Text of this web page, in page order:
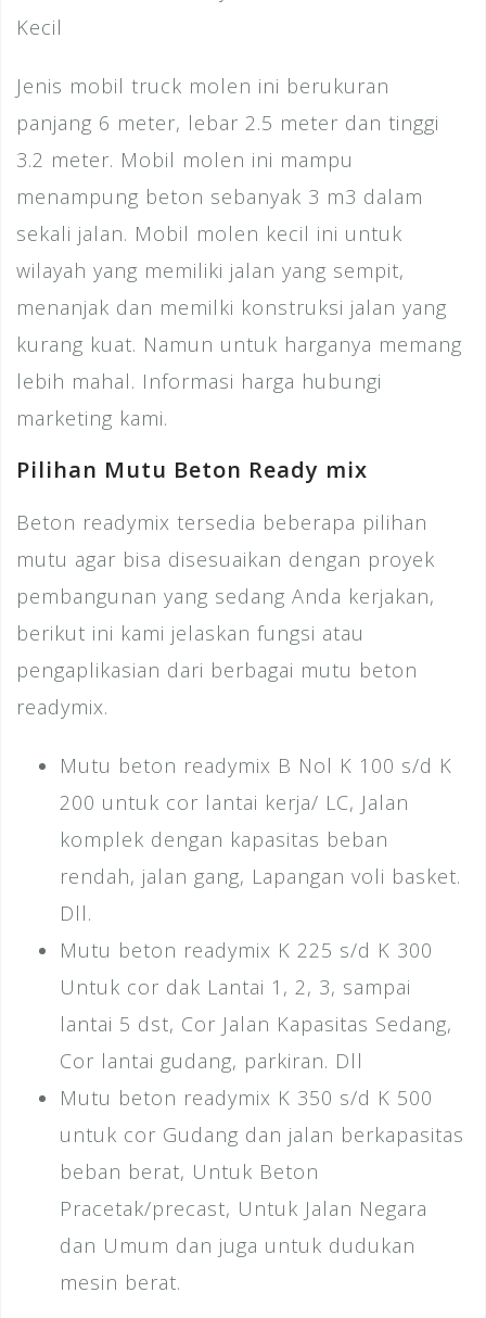
Kecil
Jenis mobil truck molen ini berukuran
panjang 6 meter, lebar 2.5 meter dan tinggi
3.2 meter. Mobil molen ini mampu
menampung beton sebanyak 3 m3 dalam
sekali jalan. Mobil molen kecil ini untuk
wilayah yang memiliki jalan yang sempit,
menanjak dan memilki konstruksi jalan yang
kurang kuat. Namun untuk harganya memang
lebih mahal. Informasi harga hubungi
marketing kami.
Pilihan Mutu Beton Ready mix
Beton readymix tersedia beberapa pilihan
mutu agar bisa disesuaikan dengan proyek
pembangunan yang sedang Anda kerjakan,
berikut ini kami jelaskan fungsi atau
pengaplikasian dari berbagai mutu beton
readymix.
Mutu beton readymix B Nol K 100 s/d K
200 untuk cor lantai kerja/ LC, Jalan
komplek dengan kapasitas beban
rendah, jalan gang, Lapangan voli basket.
Dll.
Mutu beton readymix K 225 s/d K 300
Untuk cor dak Lantai 1, 2, 3, sampai
lantai 5 dst, Cor Jalan Kapasitas Sedang,
Cor lantai gudang, parkiran. Dll
Mutu beton readymix K 350 s/d K 500
untuk cor Gudang dan jalan berkapasitas
beban berat, Untuk Beton
Pracetak/precast, Untuk Jalan Negara
dan Umum dan juga untuk dudukan
mesin berat.